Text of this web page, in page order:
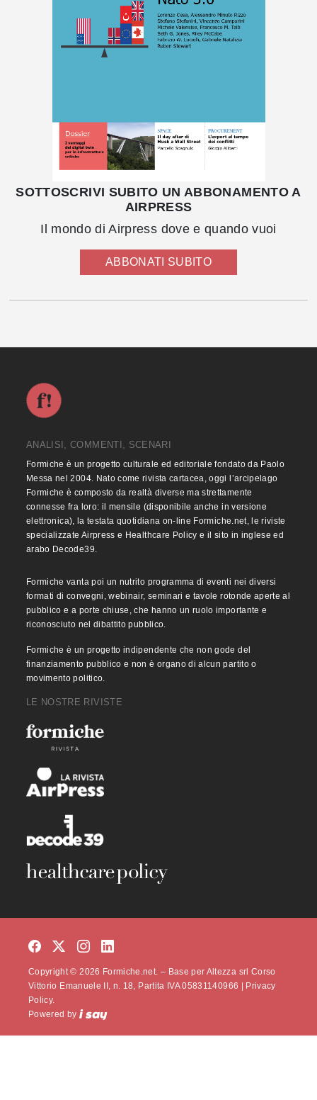
SOTTOSCRIVI SUBITO UN ABBONAMENTO A
AIRPRESS
Il mondo di Airpress dove e quando vuoi
ABBONATI SUBITO
ANALISI, COMMENTI, SCENARI
Formiche è un progetto culturale ed editoriale fondato da Paolo
Messa nel 2004. Nato come rivista cartacea, oggi l’arcipelago
Formiche è composto da realtà diverse ma strettamente
connesse fra loro: il mensile (disponibile anche in versione
elettronica), la testata quotidiana on-line Formiche.net, le riviste
specializzate Airpress e Healthcare Policy e il sito in inglese ed
arabo Decode39.
Formiche vanta poi un nutrito programma di eventi nei diversi
formati di convegni, webinair, seminari e tavole rotonde aperte al
pubblico e a porte chiuse, che hanno un ruolo importante e
riconosciuto nel dibattito pubblico.
Formiche è un progetto indipendente che non gode del
finanziamento pubblico e non è organo di alcun partito o
movimento politico.
LE NOSTRE RIVISTE
Copyright © 2026 Formiche.net. – Base per Altezza srl Corso
Vittorio Emanuele II, n. 18, Partita IVA 05831140966 | Privacy
Policy.
Powered by